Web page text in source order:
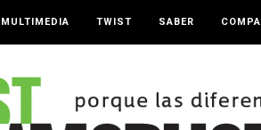
MULTIMEDIA TWIST SABER